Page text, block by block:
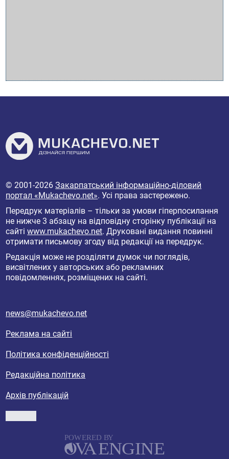
© 2001-2026Закарпатський інформаційно-діловий
портал «Mukachevo.net». Усі права застережено.
Передрук матеріалів – тільки за умови гіперпосилання
не нижче 3 абзацу на відповідну сторінку публікації на
сайтіwww.mukachevo.net. Друковані видання повинні
отримати письмову згоду від редакції на передрук.
Редакція може не розділяти думок чи поглядів,
висвітлених у авторських або рекламних
повідомленнях, розміщених на сайті.
news@mukachevo.net
Реклама на сайті
Політика конфіденційності
Редакційна політика
Архів публікацій